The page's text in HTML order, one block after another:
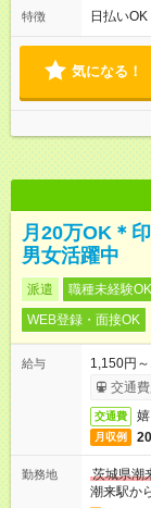
特徴 日払いOK
気になる！
月20万OK＊
男女活躍中
派遣 職種未経験OK
WEB登録・面接OK
給与
1,150円
交通
交通費
月収例
勤務地
茨城県潮
潮来駅か